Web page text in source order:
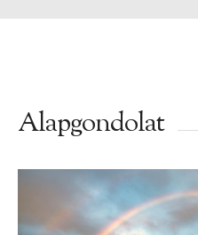
Alapgondolat